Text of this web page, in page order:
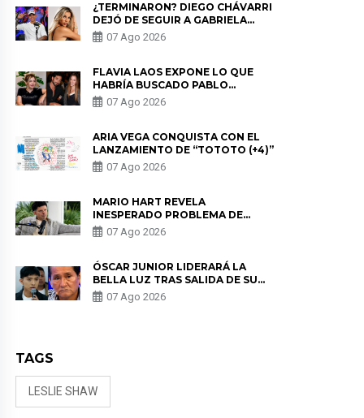
¿TERMINARON? DIEGO CHÁVARRI
DEJÓ DE SEGUIR A GABRIELA
HERRERA Y ANUNCIA SU SALIDA
DE PÓDCAST
07 Ago 2026
FLAVIA LAOS EXPONE LO QUE
HABRÍA BUSCADO PABLO
HEREDIA CON ALE FULLER: “UNA
DE LAS PARTES QUERÍA EL
07 Ago 2026
ARIA VEGA CONQUISTA CON EL
LANZAMIENTO DE “TOTOTO (+4)”
07 Ago 2026
MARIO HART REVELA
INESPERADO PROBLEMA DE
SALUD ANTES DE SEPARARSE DE
KORINA: “ME ENCONTRARON UN
07 Ago 2026
ÓSCAR JUNIOR LIDERARÁ LA
BELLA LUZ TRAS SALIDA DE SU
PADRE POR POLÉMICA CON
NALDY SALDAÑA
07 Ago 2026
TAGS
LESLIE SHAW